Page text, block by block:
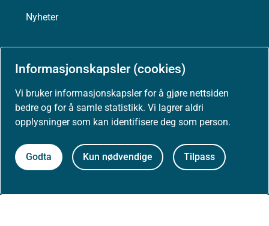
Informasjonskapsler (cookies)
Vi bruker informasjonskapsler for å gjøre nettsiden
bedre og for å samle statistikk. Vi lagrer aldri
opplysninger som kan identifisere deg som person.
Godta Kun nødvendige Tilpass
Nyheter
Høringer
Presse
Om nettstedet